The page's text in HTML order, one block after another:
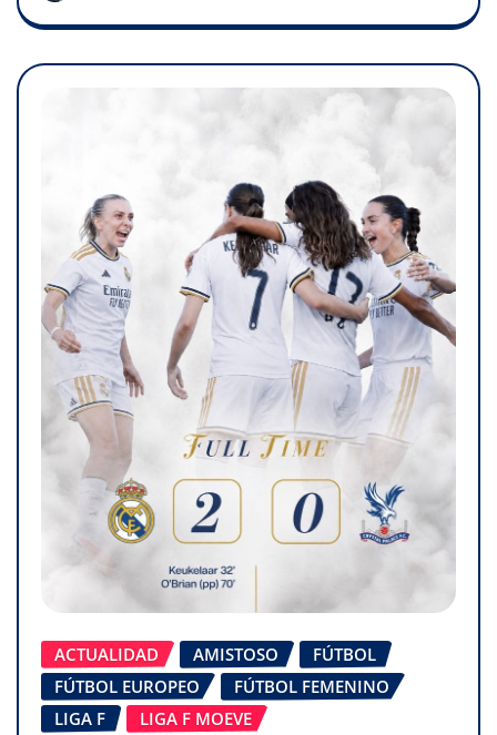
ACTUALIDAD AMISTOSO
FÚTBOL
FÚTBOL EUROPEO
FÚTBOL FEMENINO
LIGA F
LIGA F MOEVE